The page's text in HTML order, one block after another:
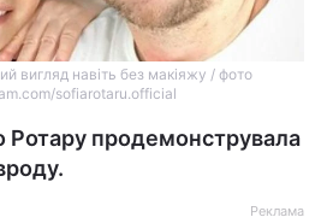
вигляд навіть без макіяжу / фото
sofiarotaru.official
Ротару продемонструвала
Реклама